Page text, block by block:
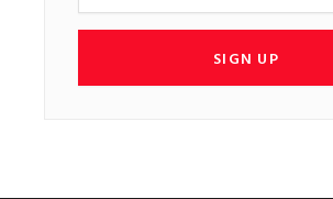
SIGN UP